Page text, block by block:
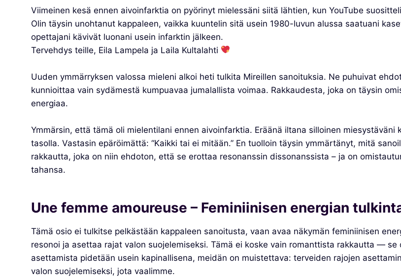
Viimeinen kesä ennen aivoinfarktia on pyörinyt mielessäni siitä lähtien, kun YouTube
Olin täysin unohtanut kappaleen, vaikka kuuntelin sitä usein 1980-luvun alussa saatuani
opettajani kävivät luonani usein infarktin jälkeen.
Tervehdys teille, Eila Lampela ja Laila Kultalahti
Uuden ymmärryksen valossa mieleni alkoi heti tulkita Mireillen sanoituksia. Ne puhuivat
kunnioittaa vain sydämestä kumpuavaa jumalallista voimaa. Rakkaudesta, joka on täysin
energiaa.
Ymmärsin, että tämä oli mielentilani ennen aivoinfarktia. Eräänä iltana silloinen
tasolla. Vastasin epäröimättä: “Kaikki tai ei mitään.” En tuolloin täysin ymmärtänyt, mitä
rakkautta, joka on niin ehdoton, että se erottaa resonanssin dissonanssista – ja on
tahansa.
Une femme amoureuse – Feminiinisen energian
Tämä osio ei tulkitse pelkästään kappaleen sanoitusta, vaan avaa näkymän feminiinisen
resonoi ja asettaa rajat valon suojelemiseksi. Tämä ei koske vain romanttista rakkautta —
asettamista pidetään usein kapinallisena, meidän on muistettava: terveiden rajojen
valon suojelemiseksi, jota vaalimme.